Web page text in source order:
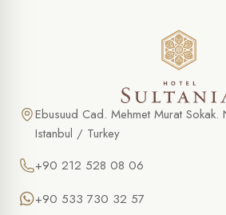
Ebusuud Cad. Mehmet Murat
Istanbul / Turkey
+90 212 528 08 06
+90 533 730 32 57